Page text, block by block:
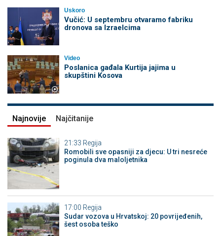
Uskoro
Vučić: U septembru otvaramo fabriku
dronova sa Izraelcima
Video
Poslanica gađala Kurtija jajima u
skupštini Kosova
Najnovije Najčitanije
21:33 Regija
Romobili sve opasniji za djecu: U tri nesreće
poginula dva maloljetnika
17:00 Regija
Sudar vozova u Hrvatskoj: 20 povrijeđenih,
šest osoba teško